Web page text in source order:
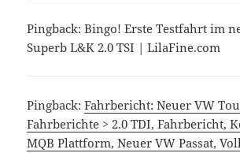
Pingback: Bingo! Erste Testfahrt im
Superb L&K 2.0 TSI | LilaFine.com
Pingback:Fahrbericht: Neuer VW
Fahrberichte > 2.0 TDI, Fahrbericht,
MQB Plattform, Neuer VW Passat,